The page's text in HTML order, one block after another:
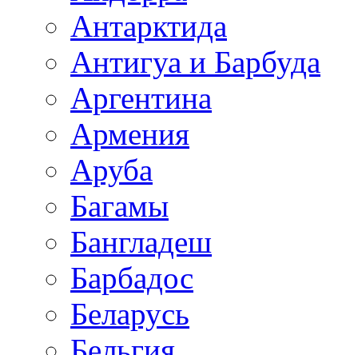
Антарктида
Антигуа и Барбуда
Аргентина
Армения
Аруба
Багамы
Бангладеш
Барбадос
Беларусь